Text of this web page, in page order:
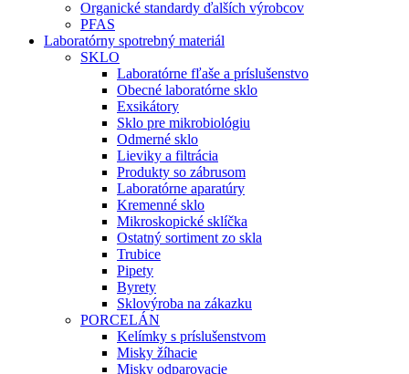
Organické standardy ďalších výrobcov
PFAS
Laboratórny spotrebný materiál
SKLO
Laboratórne fľaše a príslušenstvo
Obecné laboratórne sklo
Exsikátory
Sklo pre mikrobiológiu
Odmerné sklo
Lieviky a filtrácia
Produkty so zábrusom
Laboratórne aparatúry
Kremenné sklo
Mikroskopické sklíčka
Ostatný sortiment zo skla
Trubice
Pipety
Byrety
Sklovýroba na zákazku
PORCELÁN
Kelímky s príslušenstvom
Misky žíhacie
Misky odparovacie